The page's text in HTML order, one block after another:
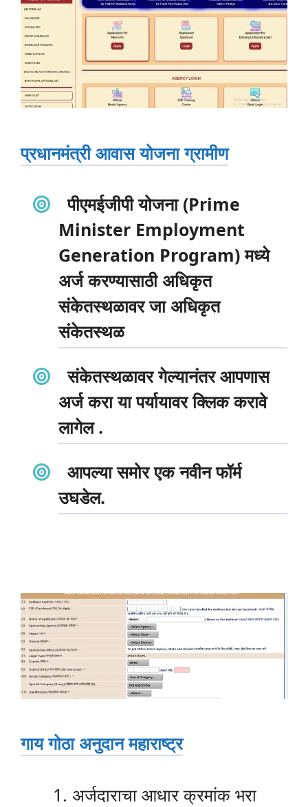
प्रधानमंत्री आवास योजना ग्रामीण
पीएमईजीपी योजना (Prime
Minister Employment
Generation Program) मध्ये
अर्ज करण्यासाठी अधिकृत
संकेतस्थळावर जा अधिकृत
संकेतस्थळ
संकेतस्थळावर गेल्यानंतर आपणास
अर्ज करा या पर्यायावर क्लिक करावे
लागेल .
आपल्या समोर एक नवीन फॉर्म
उघडेल.
गाय गोठा अनुदान महाराष्ट्र
अर्जदाराचा आधार क्रमांक भरा